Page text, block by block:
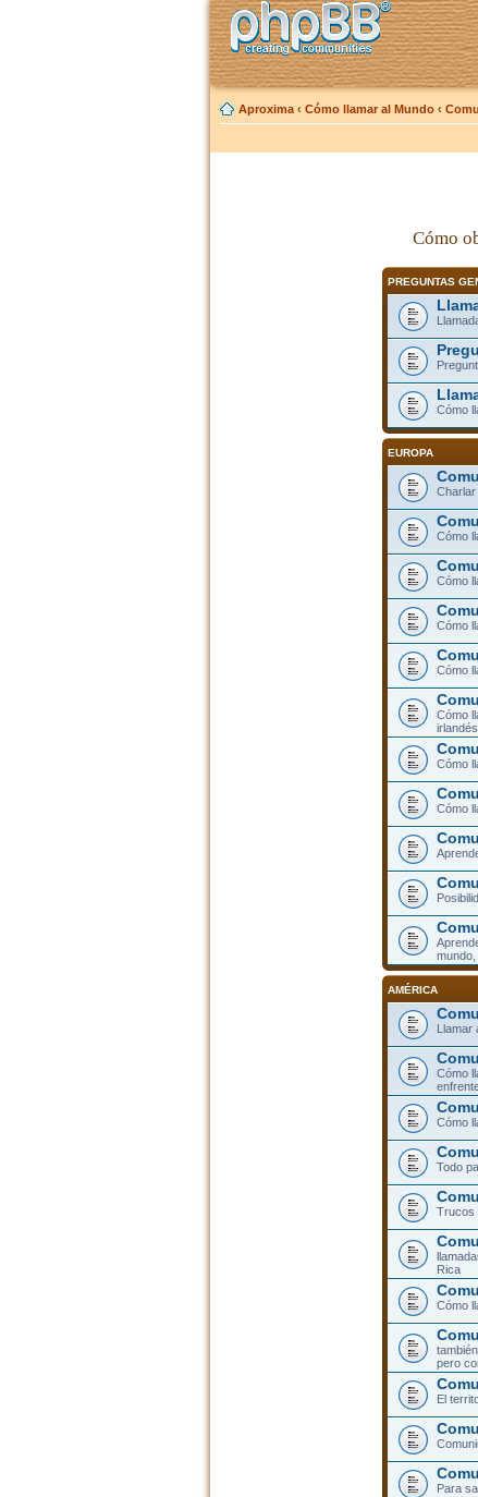
Aproxima ‹ Cómo llamar al Mundo ‹
Cómo
PREGUNTAS
Cómo
EUROPA
Charlar
Cómo
Cómo
Cómo
Cómo
Cómo
Cómo
Cómo
AMÉRICA
Llamar
Cómo
Cómo
Todo
Trucos
Rica
Cómo
pero
El
Para